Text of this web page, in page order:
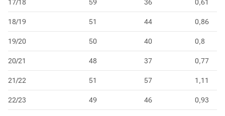
17/18 59 36 0,61
18/19 51 44 0,86
19/20 50 40 0,8
20/21 48 37 0,77
21/22 51 57 1,11
22/23 49 46 0,93